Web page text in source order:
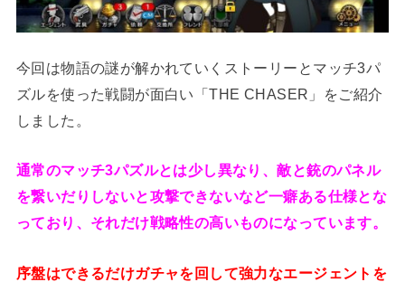
今回は物語の謎が解かれていくストーリーとマッチ3パ
ズルを使った戦闘が面白い「THE CHASER」をご紹介
しました。
通常のマッチ3パズルとは少し異なり、敵と銃のパネル
を繋いだりしないと攻撃できないなど一癖ある仕様とな
っており、それだけ戦略性の高いものになっています。
序盤はできるだけガチャを回して強力なエージェントを